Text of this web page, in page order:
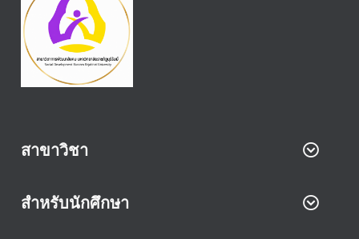
สาขาวิชา
สำหรับนักศึกษา